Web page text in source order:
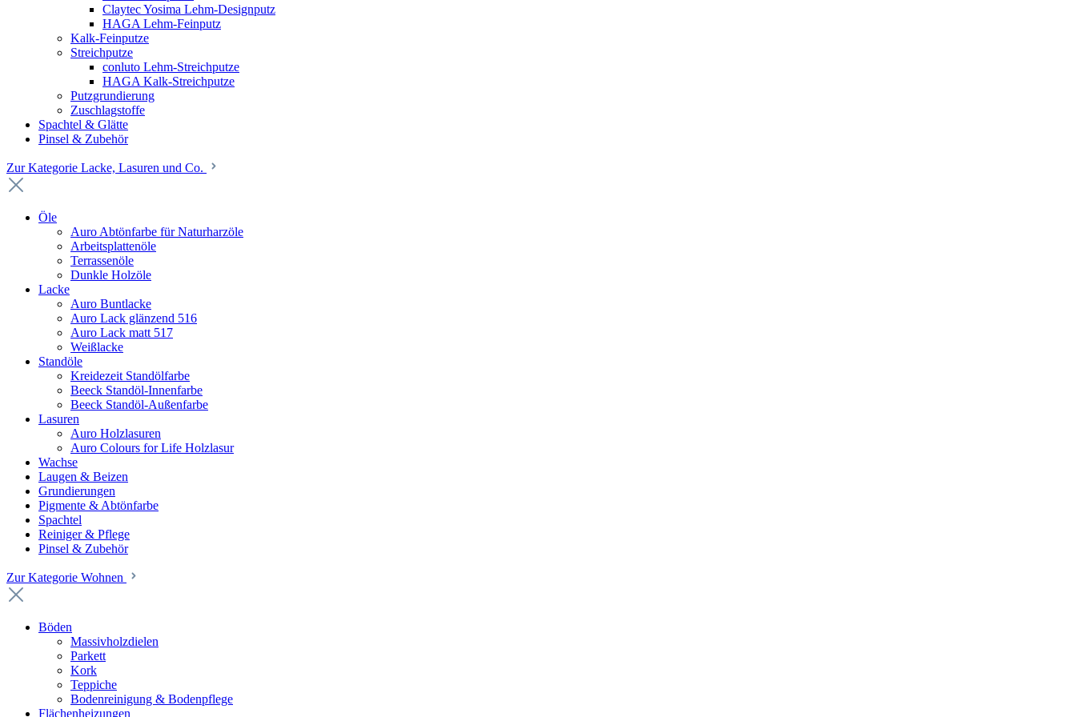
Claytec Yosima Lehm-Designputz
HAGA Lehm-Feinputz
Kalk-Feinputze
Streichputze
conluto Lehm-Streichputze
HAGA Kalk-Streichputze
Putzgrundierung
Zuschlagstoffe
Spachtel & Glätte
Pinsel & Zubehör
Zur Kategorie Lacke, Lasuren und Co.
Öle
Auro Abtönfarbe für Naturharzöle
Arbeitsplattenöle
Terrassenöle
Dunkle Holzöle
Lacke
Auro Buntlacke
Auro Lack glänzend 516
Auro Lack matt 517
Weißlacke
Standöle
Kreidezeit Standölfarbe
Beeck Standöl-Innenfarbe
Beeck Standöl-Außenfarbe
Lasuren
Auro Holzlasuren
Auro Colours for Life Holzlasur
Wachse
Laugen & Beizen
Grundierungen
Pigmente & Abtönfarbe
Spachtel
Reiniger & Pflege
Pinsel & Zubehör
Zur Kategorie Wohnen
Böden
Massivholzdielen
Parkett
Kork
Teppiche
Bodenreinigung & Bodenpflege
Flächenheizungen